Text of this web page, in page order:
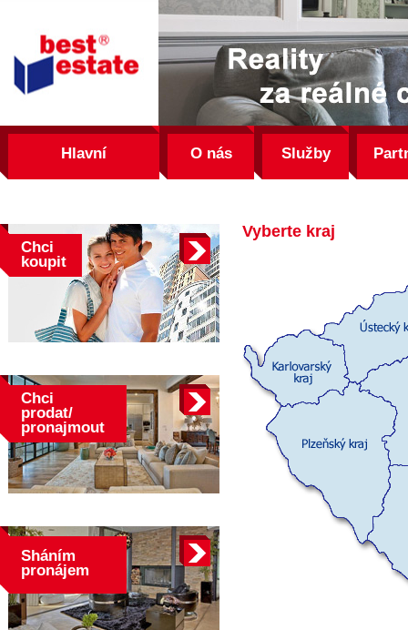
best
estate
Hlavní O nás Služby
Chci
koupit
Chci
prodat/
pronajmout
Sháním
pronájem
Vyberte kraj